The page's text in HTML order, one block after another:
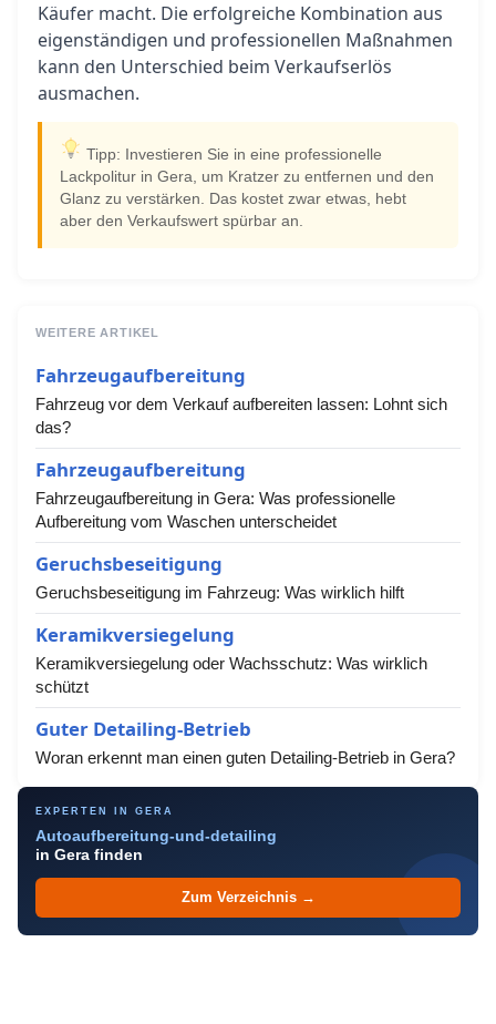
Käufer macht. Die erfolgreiche Kombination aus
eigenständigen und professionellen Maßnahmen
kann den Unterschied beim Verkaufserlös
ausmachen.
Tipp: Investieren Sie in eine professionelle
Lackpolitur in Gera, um Kratzer zu entfernen und den
Glanz zu verstärken. Das kostet zwar etwas, hebt
aber den Verkaufswert spürbar an.
WEITERE ARTIKEL
Fahrzeugaufbereitung
Fahrzeug vor dem Verkauf aufbereiten lassen: Lohnt sich
das?
Fahrzeugaufbereitung
Fahrzeugaufbereitung in Gera: Was professionelle
Aufbereitung vom Waschen unterscheidet
Geruchsbeseitigung
Geruchsbeseitigung im Fahrzeug: Was wirklich hilft
Keramikversiegelung
Keramikversiegelung oder Wachsschutz: Was wirklich
schützt
Guter Detailing-Betrieb
Woran erkennt man einen guten Detailing-Betrieb in Gera?
EXPERTEN IN GERA
Autoaufbereitung-und-detailing
in Gera finden
Zum Verzeichnis →